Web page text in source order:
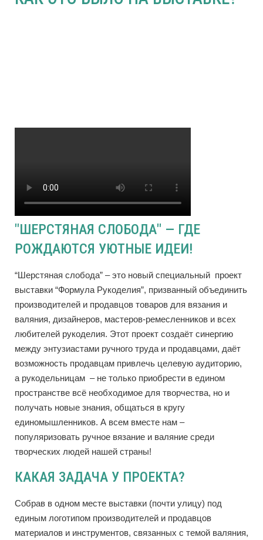
"ШЕРСТЯНАЯ СЛОБОДА" — ГДЕ
РОЖДАЮТСЯ УЮТНЫЕ ИДЕИ!
“Шерстяная слобода” – это новый специальный проект
выставки “Формула Рукоделия”, призванный объединить
производителей и продавцов товаров для вязания и
валяния, дизайнеров, мастеров-ремесленников и всех
любителей рукоделия. Этот проект создаёт синергию
между энтузиастами ручного труда и продавцами, даёт
возможность продавцам привлечь целевую аудиторию,
а рукодельницам – не только приобрести в едином
пространстве всё необходимое для творчества, но и
получать новые знания, общаться в кругу
единомышленников. А всем вместе нам –
популяризовать ручное вязание и валяние среди
творческих людей нашей страны!
КАКАЯ ЗАДАЧА У ПРОЕКТА?
Собрав в одном месте выставки (почти улицу) под
единым логотипом производителей и продавцов
материалов и инструментов, связанных с темой валяния,